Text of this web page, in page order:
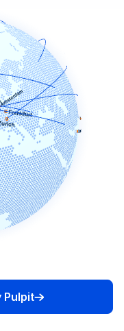
Pulpit